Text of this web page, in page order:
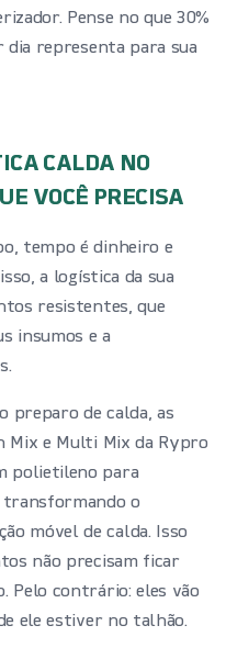
Pense no que 30%
dia representa para sua
CALDA NO
VOCÊ PRECISA
tempo é dinheiro e
a logística da sua
resistentes, que
insumos e a
preparo de calda, as
Mix e Multi Mix da Rypro
polietileno para
o
móvel de calda. Isso
não precisam ficar
Pelo contrário: eles vão
ele estiver no talhão.